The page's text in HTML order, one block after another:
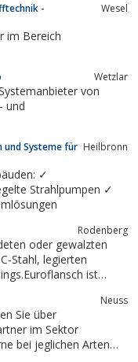
-
Wesel
im Bereich
Wetzlar
von
und
und Systeme für Heilbronn
✓
Strahlpumpen ✓
Rodenberg
oder gewalzten
Richtlinie 97/23/EG
Neuss
Sie über
im Sektor
bei jeglichen Arten